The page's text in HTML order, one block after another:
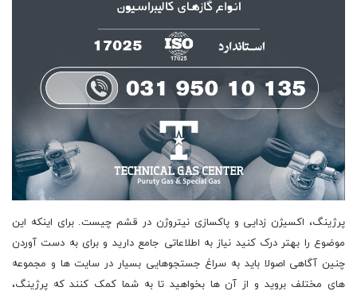
پرژینگ، اکسیژن زدایی و پاکسازی نیتروژن در قشم چیست. برای اینکه این موضوع را بهتر درک کنید نیاز به اطلاعاتی جامع دارید و برای به دست آوردن چنین آگاهی اصولا باید به سراغ جستجوهایی بسیار در سایت ها و مجموعه های مختلف بروید و از آن ها بخواهید تا به شما کمک کنند که پرژینگ، اکسیژن زدایی و پاکسازی نیتروژن در قشم را به خوبی درک کنید و بدانید که چه کاربردها و ویژگی هایی در آن ها وجود دارد. این تحقیقات منجر به این خواهند شد که به درک مناسبی در زمینه های گوناگون این عملیت برسید و بدانید که هدف و علت پرژینگ، اکسیژن زدایی و پاکسازی نیتروژن در قشم به چه صورت بوده و در چه مواقعی باید از آن ها استفاده کرد. البته در این راه ممکن است که در برخی از موارد با مجموعه هایی در ارتباط باشید که امکان راهنمایی های مناسب را برای شما نداشته و نتوانند اطلاعات لازم را در اختیارتان قرار دهند. به همین دلیل که پیشنهاد می کنیم با ما در شرکت تکنیکال گاز سنتر چه به صورت حضوری و چه از طریق سایت در تماس باشید و از چگونگی انجام پرژ نیتروژن و پاکسازی اکسیژن در قشم مطلعی شوید و بدانید که در طول این مراحل چه بایدها و نبایدهایی وجود دارند که هریک به چه صورت منجر به موفقیت و یا شکست شما عزیزان در چگونگی انجام پرج نیتروژن و پاکسازی اکسیژن در قشم شوند. ما با سال ها تجربه در این زمینه این توانایی را داریم که بتوانیم برای شما مشتریان گرامی شرایطی را در این همکاری به وجود آوریم که اجرای پرژینگ، اکسیژن زدایی و پاکسازی نیتروژن در قشم را در بهترین حالت ممکن انجام و از مزیت های موجود در این راه بهره مند شوید. البته باید بدانید که ما در شهرهای مختلف فعالیت خود را دنبال می کنیم و اینگونه نیست که این عملیات تنها به شهرهایی خاص منحصر شده باشند. برای همین موضوع است که این ادعا را داریم که در صورت نیاز به اجرای اکسیژن زدایی یا پرژینگ (پرجینگ) این امکان را دارید که در هر نقطه ای که هستید به آسانی از خدمات ما بهره گرفته و بهترین نتایج را برای خود رقم بزنید. ما همچنین در زمینه های مختلف دیگر نیز در خدمت شما خواهیم بود تا بتوانید تمامی نیازهای خود را در کنار ما مرتفع سازید و نتایج مورد نظر خود را به دست آورید. برای نمونه می توانید انواع آزمون گاز آزمایشگاهی و همچنین آزمون گاز صنعتی را برای شما در بهترین شرایط انجام دهیم و مزیت هایی را در این ارائه کنیم که نظیر آن در جایی دیگر در دسترس شما نباشد. برای همین منظور است که می توانید در مراحل پرژینگ، اکسیژن زدایی و پاکسازی نیتروژن در قشم نیز روی ما حساب باز کنید و این انتظار را داشته باشید که بهترین ها را برای خود به ارمغان آورید. پرژینگ یک فرآیند مهم در صنایع شیمیایی و پتروشیمی است که به منظور تولید گازهای صنعتی خالص از هوا استفاده می شود. در این فرآیند ابتدا هوا از ذرات جامد، رطوبت و گازهای دیگری که ممکن است تحت مقدار قرار داشته باشند پاکسازی می شود. مراحل پرژینگ به شرح زیر است. اکسیژن زدایی، ابتدا هوا از اکسیژن آن خالص شده و برای این منظور از فن های خاصی استفاده می شود تا هوا را به داخل سیستم بفرستد. پاکسازی نیتروژن، پس از اکسیژن زدایی، نیتروژن نیز از هوا جدا می شود تا گاز نیتروژن خالص برای استفاده در صنایع شیمیایی به دست آید. این مرحله اغلب با استفاده از فرایندهای جذب و تمیز کردن نیتروژن انجام می شود. در نهایت، پس از انجام مراحل پرژینگ، گازهای خالص اکسیژن و نیتروژن جدا شده و به مصرف کننده ارسال می شود. این گازها برای استفاده در صنایع مختلف از جمله پتروشیمی، صنایع غذایی و پزشکی بسیار مهم است و نقش حیاتی در فرآیندهای مختلف دارند. ما در شرکت تکنیکال گاز سنتر به دنبال این هستیم تا به عنوان یک شرکت عملیات پاکسازی نیتروژن، اکسیژن زدایی و پرژینگ در قشم به گونه ای عمل کنیم که رضایت در شما عزیزان به بالاترین حد خود رسیده و وظایف خود را در این راستا به درستی عمل نماییم. برای دسترسی به چنین امکانی کارشناسانی خبره را گرد هم آورده ایم تا هریک از آن ها بتوانند به بهترین شکل ممکن در ابتدا راهنمایی های مورد نیاز را در مورد خدمات نیتروژن purge و اکسیژن زدایی قشم در اختیاتان قرار دهند تا بدانید که باید با چه امکاناتی روبه رو باشید تا بتوان به آن لقب بهترین بودن را داد. پس از اینکه به این موارد واقف شدید نوبت به این می رسد تا در مورد مشکلات به وجود امده شما صحبت کنند و بدانند که باید کدام طریقه پرژینگ، اکسیژن زدایی و پاکسازی نیتروژن در قشم را در دستور کاری خود قرار دهند تا به نتیجه ای ایده آل برسید. در نهایت با یکبار همکاری با ما می توانید اطمینان داشته باشید که دیگر به دنبال آدرس محل پرژینگ، اکسیژن زدایی و پاکسازی نیتروژن در قشم نخواهید رفت و با ما با شماره تماس پرژینگ، اکسیژن زدایی و پاکسازی نیتروژن در قشم در تماس خواهید بود و نتایج مورد نیاز خود را در کنار ما به دست می آورید. در ادامه می خواهیم در مورد چگونگی پیدا کردن این آدرس و شماره تلفن با شما صحبت کنیم. برای پیدا کردن آدرس محل انجام پرژینگ، اکسیژن زدایی و پاکسازی نیتروژن می توانید به تعدادی از روش های زیر مراجعه کنید. مراجعه به اینترنت، می توانید با جستجو در اینترنت و وب سایت های مرتبط با این خدمات، آدرس محل های موجود در نزدیکی شما را پیدا کنید. استفاده از اپلیکیشن ها، برخی از اپلیکیشن های موبایل و وب سایت های معروف ارائه دهنده خدمات پزشکی دارای اقسام مختلف خدماتی هستند که می توانند به شما در پیدا کردن آدرس مناسب کمک کنند. مشاوره با دوستان و آشنایان، از دوستان و آشنایان خود پرس و جو کنید تا اگر تجربه ای از این خدمات داشته اند، شما را به محل مناسب راهنمایی کنند. مراجعه به مراکز درمانی و آزمایشگاه ها، به مراکز مختلف بهداشتی و پزشکی محلی مراجعه کنید و از کارکنان آنجا درخواست راهنمایی کنید. مطرح کردن سوال در انجمن ها و گروه های آنلاین، در گروه ها و انجمن های آنلاین مرتبط با بهداشت و درمان و سلامت سوال بپرسید تا افراد دیگر اطلاعات خود را با شما به اشتراک بگذارند. روش های مختلفی برای پیدا کردن آدرس محل انجام این خدمات وجود دارد و می توانید با ترکیب این روش ها به سادگی اطلاعات مورد نیازتان را بیابید. تا به اینجا مشخص شد برای اینکه به موفقیت در امر اکسیژن زدایی و پرژینگ نیتروژن خطوط لوله گاز قشم و یا هر کاربرد دیگر از ان ها برسید باید با ما در شرکت تکنیکال گاز سنتر در تماس باشید. اما در ادامه می خواهیم از دلایل مختلفی که در این راه شما را ناچار خواهند کرد که از انواع اکسیژن زدایی استفاده کنید صحبت کنیم و بدانید که به چه دلیل و در چه مواردی باید برای انجام این کار اقدام نمایید. با توجه به کاربردهای مختلفی که در صنایع گوناگون و فعالیت های مختلف از پرژینگ مشاهده می شود، اینگونه می توان ادامه داد که باید حتما با کارشناسان مربوطه در این راه در تماس باشید و از آن ها بخواهید تا به شما کمک کنند که بدانید ضرورت انجام این کار در چه مواقعی می توانند بیش از پیش بوده و باید حتما برای اجرای پاکسازی اقدامات لازم را انجام داد و از اهمیت پرژینگ، اکسیژن زدایی و پاکسازی نیتروژن در قشم بهره مند شد. پرژینگ، اکسیژن زدایی و پاکسازی نیتروژن از مراحل مهم و اساسی در فرآیند تصفیه آب و پساب هستند که برای حذف آلودگی های شیمیایی و زیستی از آب استفاده می شوند. این فرآیندها از اهمیت بسیاری برخوردارند زیرا تامین آب پاک و سالم برای مصارف مختلف از جمله آشامیدنی، کشاورزی و صنعتی حائز اهمیت فراوانی می باشد. پرژینگ، پرژینگ یک فرآیند فیزیکی شیمیایی است که برای حذف ذرات معلق و رسوبات از آب استفاده می شود. این فرآیند به طور کلی شامل تخلیه، رسوب و جداسازی ذرات است. انجام پرژینگ موجب بهبود کیفیت آب شده و از آب خالص و پاکیزه تری برای مصارف مختلف تامین می کند. اکسیژن زدایی، اکسیژن زدایی یکی از مهمترین مراحل در تصفیه آب و پساب است که برای حذف اکسیژن محلول از آب مورد استفاده قرار می گیرد. اکسیژن موجود در آب به عنوان یک اکسیدان در فرآیندهای شیمیایی و بیولوژیکی آلودگی زیادی ایجاد می کند که با حذف آن، کیفیت آب بهبود می یابد. پاکسازی نیتروژن، نیتروژن به عنوان یک ماده خورنده در آب شناخته می شود که باعث افزایش تولید آلگاها و بیولوژیکال های موجود در آب می شود. پاکسازی نیتروژن یک فرایند مهم است که برای حذف نیتروژن از آب استفاده می شود و با حذف نیتروژن از آب، خطرات مرتبط با افزایش آلگاها و بیولوژیکال ها کاهش می یابد. بنابراین، انجام پرژینگ، اکسیژن زدایی و پاکسازی نیتروژن از اهمیت بسیاری برای تصفیه و بهبود کیفیت آب برخوردارند و موجب بهبود کیفیت و استفاده صحیح آب می شوند. این فرآیندها باید به شیوه صحیح و موثر انجام شوند تا بهترین نتایج را برای تامین آب سالم و پاک فراهم کنند. باید این نکته را در نظر داشته باشید که در زمان اجرای این کار حتما دقت داشته باشید که بهترین شیوه پرژینگ، اکسیژن زدایی و پاکسازی نیتروژن در قشم را انتخاب کنید زیرا در صورتی که نحوه پرژینگ، اکسیژن زدایی و پاکسازی نیتروژن در قشم به صورت استاندارد و اصولی انجام نشود، این امید را نخواهید داشت که به نتیجه ای مطلوب رسیده و خود را برای استفاده از مزایای این عملیات آماده کرد. برای همین منظور است که می گوییم حتما عکس پرژینگ، اکسیژن زدایی و پاکسازی نیتروژن در قشم را مشاهده کنید و از مشاورین ما بخواهید تا از روی آن ها توضیحات لازم را در اختیارتان قرار دهند و پس از ایکه دانستید پرژینگ، اکسیژن زدایی و پاکسازی نیتروژن در قشم چگونه انجام می شود و باید در چه مصارفی از آن ها استفاده کرد، اقدامات لازم را انجام دهید و بهترین نتیجه را در این راه به دست آورید. پرژینگ، اکسیژن زدایی و پاکسازی نیتروژن به عنوان عملیات مهم در صنایع مختلف از جمله صنایع شیمیایی، پتروشیمی، فرایند های غذایی، داروسازی، تولید کود و محصولات کشاورزی، صنایع آب و فاضلاب و ... مورد استفاده قرار می گیرد. این عملیات ها شامل حذف آلودگی های مختلف از جمله گازهای فرار، رطوبت، اکسیژن، نیتروژن از جریان هوا و گاز می باشد. هدف اصلی از انجام این عملیات، تامین یک جریان هوا یا گاز پاک و خالص با غلظت دقیق و مطلوب مترکبات مورد نیاز، غیرمطلوب و حداکثر استفاده از انرژی ها و منابع موجود می باشد. پرژینگ یک فرایند مهم در تصفیه گاز ها و مخصوصا گازهای نفتی است. در این فرایند، ترکیبات آلی بی سوخته و اسیدهای آلی موجود در گاز تصفیه می شود. پرژینگ باعث از بین رفتن مواد آلی بی سوخته مانند آلکوهل ها، کلریدها، فنول ها و سایر ترکیبات می شود. این فرایند همچنین در انتقال مایعات، تزریق گازها و تهیه گازهای صنعتی نیز استفاده می شود.اکسیژن زدایی، در این فرایند، اکسیژن از جریان هوا یا گاز حذف می شود. این فرایند در صنایعی که نیاز به جریان هوایی بدون اکسیژن دارند مورد استفاده قرار می گیرد. برخی از موارد استفاده این فرایند شامل پرکردن بطری ها و بسته بندی محصولات غذایی، تولید الکترولیت ها و باتری ها، حذف اکسیژن در جریان هوایی برای فراورده های نفتی و پتروشیمی می باشد. پاکسازی نیتروژن، در این فرایند، از نیتروژن آلوده یا طبیعی حذف می شود. این فرایند مهم در تهیه گازهای نیتروژن پاک و خالص مورد استفاده قرار می گیرد. مثال هایی از موارد استفاده این فرایند شامل تصفیه گازهای اسپری، تهیه گازهای پزشکی، تولید کود، تهیه مواد اولیه برای صنایع مواد منفجره می باشد. در نهایت، انجام این عملیات به تولید گازها و هوای پاک، خالص و مطابق با استانداردها و نیازهای مشتریان منتهی می شود که این موضوع به بهبود کیفیت و عملکرد صنایع مورد استفاده می باشد. ما در شرکت تکنیکال گاز سنتر به شما کمک می کنیم تا از کاربرد پرژینگ، اکسیژن زدایی و پاکسازی نیتروژن در قشم برخوردار شوید و با استفاده از مزیت هایی که در آن ها وجود دارد به نتیجه مطلوب چه در امر کیفیت در اجرای این عملیات و چه در صرف هزینه و قیمت پرژینگ نیت